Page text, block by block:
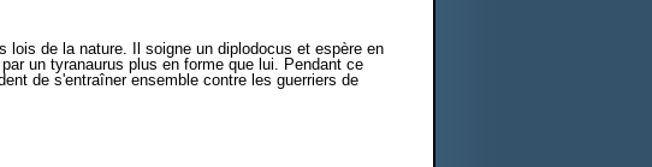
lois de la nature. Il soigne un diplodocus et espère en
un tyranaurus plus en forme que lui. Pendant ce
de s'entraîner ensemble contre les guerriers de